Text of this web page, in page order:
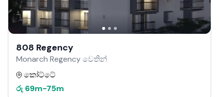
808 Regency
Monarch Regency වෙතින්
කෝට්ටේ
රු 69m-75m